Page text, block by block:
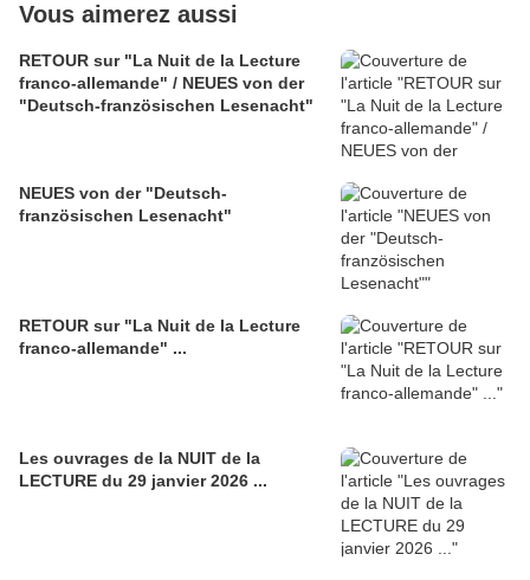
Vous aimerez aussi
RETOUR sur "La Nuit de la Lecture
franco-allemande" / NEUES von der
"Deutsch-französischen Lesenacht"
NEUES von der "Deutsch-
französischen Lesenacht"
RETOUR sur "La Nuit de la Lecture
franco-allemande" ...
Les ouvrages de la NUIT de la
LECTURE du 29 janvier 2026 ...